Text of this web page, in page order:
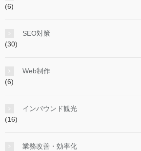
(6)
SEO対策
(30)
Web制作
(6)
インバウンド観光
(16)
業務改善・効率化